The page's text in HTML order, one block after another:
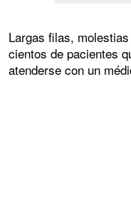
Largas filas,
cientos de pacientes
atenderse con un